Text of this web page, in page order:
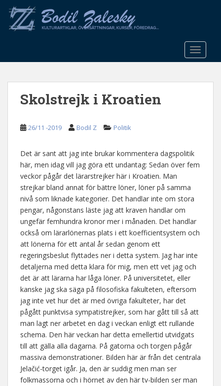
o
Skolstrejk i Kroatien
26/11 -2019 Bodil Z Politik
Det är sant att jag inte brukar kommentera dagspolitik
här, men idag vill jag göra ett undantag: Sedan över fem
veckor pågår det lärarstrejker här i Kroatien. Man
strejkar bland annat för bättre löner, löner på samma
nivå som liknade kategorier. Det handlar inte om stora
pengar, någonstans läste jag att kraven handlar om
ungefär femhundra kronor mer i månaden. Det handlar
också om lärarlönernas plats i ett koefficientsystem och
att lönerna för ett antal år sedan genom ett
regeringsbeslut flyttades ner i detta system. Jag har inte
detaljerna med detta klara för mig, men ett vet jag och
det är att lärarna har låga löner. På universitetet, eller
kanske jag ska säga på filosofiska fakulteten, eftersom
jag inte vet hur det är med övriga fakulteter, har det
pågått punktvisa sympatistrejker, som har gått till så att
man lagt ner arbetet en dag i veckan enligt ett rullande
schema. Den här veckan har detta emellertid utvidgats
till att gälla alla dagarna. På gatorna och torgen pågår
massiva demonstrationer. Bilden här är från det centrala
Jelačić-torget igår. Ja, den är suddig men man ser
folkmassorna och i hörnet av den här tv-bilden ser man